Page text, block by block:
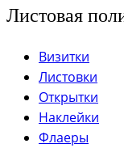
Листовая
Визитки
Листовки
Открытки
Наклейки
Флаеры